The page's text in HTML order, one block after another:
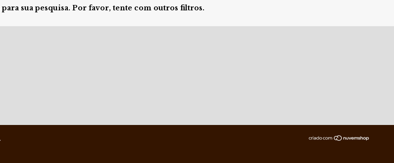
sua pesquisa. Por favor, tente com outros filtros.